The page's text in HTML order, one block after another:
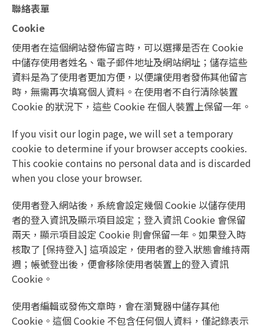
聯絡表單
Cookie
使用者在這個網站發佈留言時，可以選擇是否在 Cookie
中儲存使用者姓名、電子郵件地址及網站網址；儲存這些
資料是為了使用者更加方便，以便讓使用者發佈其他留言
時，無需再次填寫個人資料。在使用者不自行清除裝置
Cookie 的狀況下，這些 Cookie 在個人裝置上保留一年。
If you visit our login page, we will set a temporary
cookie to determine if your browser accepts cookies.
This cookie contains no personal data and is discarded
when you close your browser.
使用者登入網站後，系統會設定幾個 Cookie 以儲存使用
者的登入資訊及顯示項目設定；登入資訊 Cookie 會保留
兩天，顯示項目設定 Cookie 則會保留一年。如果登入時
核取了 [保持登入] 這項設定，使用者的登入狀態會維持兩
週；帳號登出後，便會移除使用者裝置上的登入資訊
Cookie。
使用者編輯或發佈文章時，會在瀏覽器中儲存其他
Cookie。這個 Cookie 不包含任何個人資料，僅記錄表示